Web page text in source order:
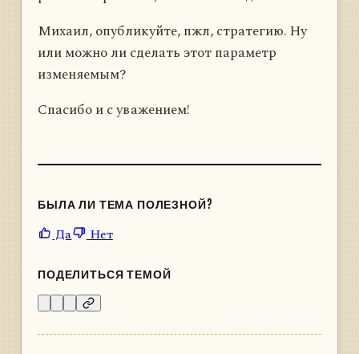
Михаил, опубликуйте, пжл, cтратегию. Ну
или можно ли сделать этот параметр
изменяемым?
Спасибо и с уважением!
БЫЛА ЛИ ТЕМА ПОЛЕЗНОЙ?
Да Нет
ПОДЕЛИТЬСЯ ТЕМОЙ